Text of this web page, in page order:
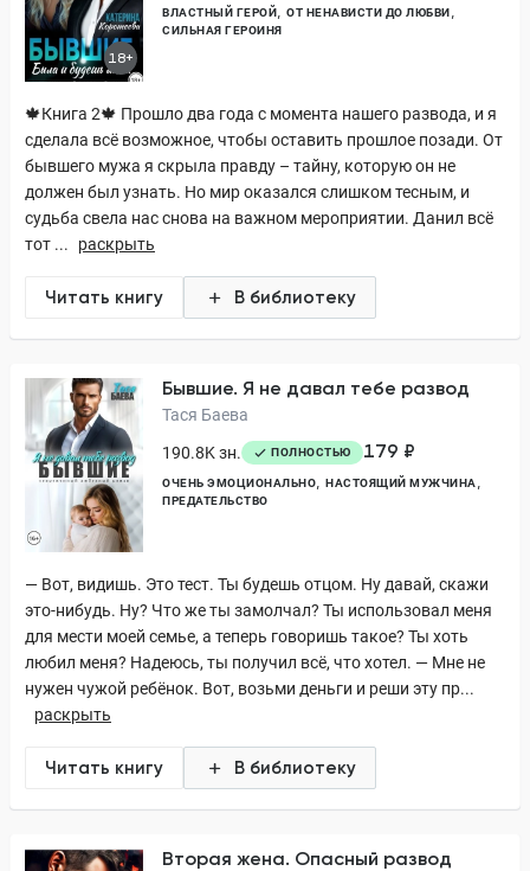
18+
ВЛАСТНЫЙ ГЕРОЙ
ОТ НЕНАВИСТИ ДО ЛЮБВИ
СИЛЬНАЯ ГЕРОИНЯ
🍁Книга 2🍁 Прошло два года с момента нашего развода, и я
сделала всё возможное, чтобы оставить прошлое позади. От
бывшего мужа я скрыла правду – тайну, которую он не
должен был узнать. Но мир оказался слишком тесным, и
судьба свела нас снова на важном мероприятии. Данил всё
тот ...
раскрыть
Читать книгу В библиотеку
Бывшие. Я не давал тебе развод
Тася Баева
190.8K зн.
ПОЛНОСТЬЮ 179 ₽
ОЧЕНЬ ЭМОЦИОНАЛЬНО
НАСТОЯЩИЙ МУЖЧИНА
ПРЕДАТЕЛЬСТВО
— Вот, видишь. Это тест. Ты будешь отцом. Ну давай, скажи
это-нибудь. Ну? Что же ты замолчал? Ты использовал меня
для мести моей семье, а теперь говоришь такое? Ты хоть
любил меня? Надеюсь, ты получил всё, что хотел. — Мне не
нужен чужой ребёнок. Вот, возьми деньги и реши эту пр...
раскрыть
Читать книгу В библиотеку
Вторая жена. Опасный развод